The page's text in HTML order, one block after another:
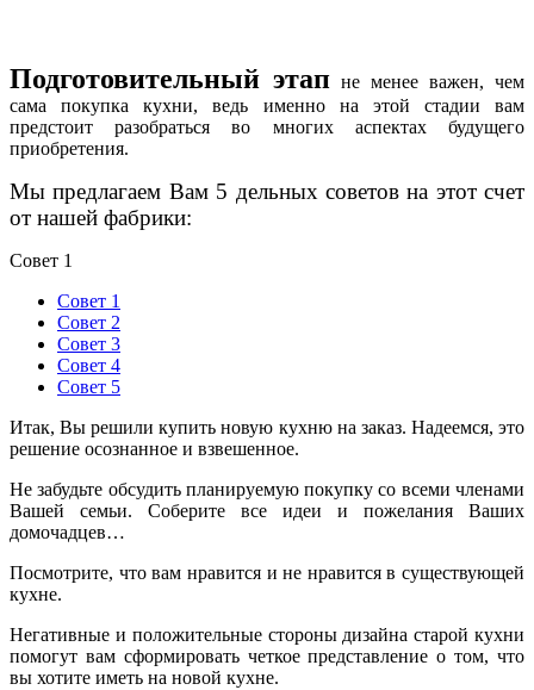
Подготовительный этап не менее важен, чем
сама покупка кухни, ведь именно на этой стадии вам
предстоит разобраться во многих аспектах будущего
приобретения.
Мы предлагаем Вам 5 дельных советов на этот счет
от нашей фабрики:
Совет 1
Совет 1
Совет 2
Совет 3
Совет 4
Совет 5
Итак, Вы решили купить новую кухню на заказ. Надеемся, это
решение осознанное и взвешенное.
Не забудьте обсудить планируемую покупку со всеми членами
Вашей семьи. Соберите все идеи и пожелания Ваших
домочадцев…
Посмотрите, что вам нравится и не нравится в существующей
кухне.
Негативные и положительные стороны дизайна старой кухни
помогут вам сформировать четкое представление о том, что
вы хотите иметь на новой кухне.